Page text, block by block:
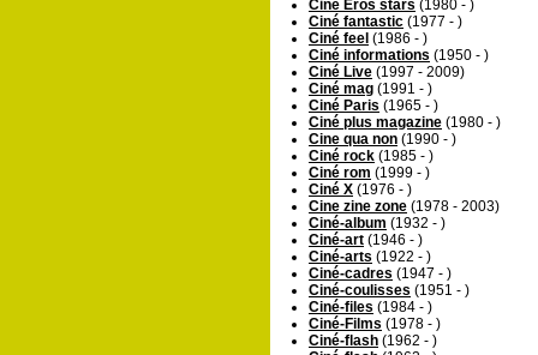
Cine Eros stars (1980 - )
Ciné fantastic (1977 - )
Ciné feel (1986 - )
Ciné informations (1950 - )
Ciné Live (1997 - 2009)
Ciné mag (1991 - )
Ciné Paris (1965 - )
Ciné plus magazine (1980 - )
Cine qua non (1990 - )
Ciné rock (1985 - )
Ciné rom (1999 - )
Ciné X (1976 - )
Cine zine zone (1978 - 2003)
Ciné-album (1932 - )
Ciné-art (1946 - )
Ciné-arts (1922 - )
Ciné-cadres (1947 - )
Ciné-coulisses (1951 - )
Ciné-files (1984 - )
Ciné-Films (1978 - )
Ciné-flash (1962 - )